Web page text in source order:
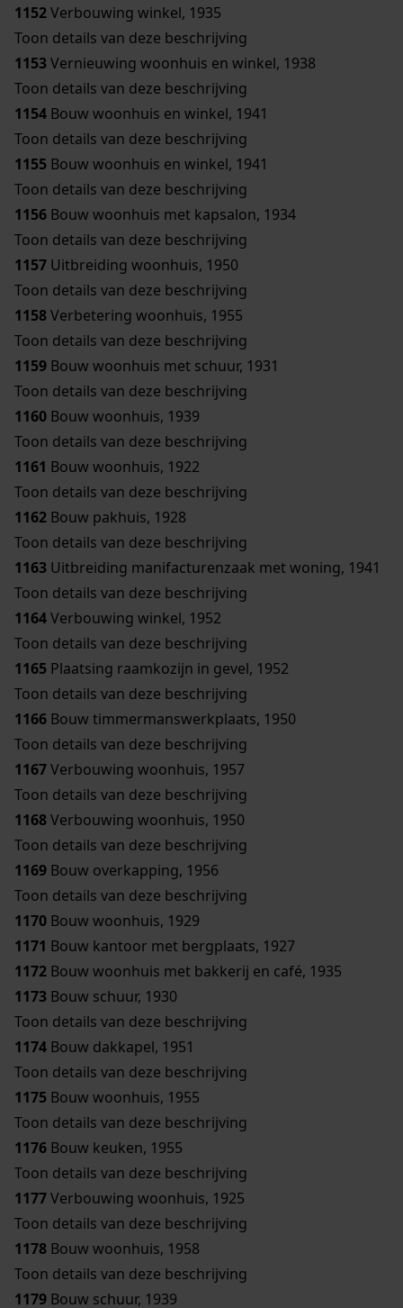
1152Verbouwing winkel, 1935
Toon details van deze beschrijving
1153Vernieuwing woonhuis en winkel, 1938
Toon details van deze beschrijving
1154 Bouw woonhuis en winkel, 1941
Toon details van deze beschrijving
1155 Bouw woonhuis en winkel, 1941
Toon details van deze beschrijving
1156 Bouw woonhuis met kapsalon, 1934
Toon details van deze beschrijving
1157 Uitbreiding woonhuis, 1950
Toon details van deze beschrijving
1158Verbetering woonhuis, 1955
Toon details van deze beschrijving
1159 Bouw woonhuis met schuur, 1931
Toon details van deze beschrijving
1160 Bouw woonhuis, 1939
Toon details van deze beschrijving
1161 Bouw woonhuis, 1922
Toon details van deze beschrijving
1162 Bouw pakhuis, 1928
Toon details van deze beschrijving
1163 Uitbreiding manifacturenzaak met woning, 1941
Toon details van deze beschrijving
1164Verbouwing winkel, 1952
Toon details van deze beschrijving
1165 Plaatsing raamkozijn in gevel, 1952
Toon details van deze beschrijving
1166 Bouw timmermanswerkplaats, 1950
Toon details van deze beschrijving
1167Verbouwing woonhuis, 1957
Toon details van deze beschrijving
1168Verbouwing woonhuis, 1950
Toon details van deze beschrijving
1169 Bouw overkapping, 1956
Toon details van deze beschrijving
1170 Bouw woonhuis, 1929
1171 Bouw kantoor met bergplaats, 1927
1172 Bouw woonhuis met bakkerij en café, 1935
1173 Bouw schuur, 1930
Toon details van deze beschrijving
1174 Bouw dakkapel, 1951
Toon details van deze beschrijving
1175 Bouw woonhuis, 1955
Toon details van deze beschrijving
1176 Bouw keuken, 1955
Toon details van deze beschrijving
1177Verbouwing woonhuis, 1925
Toon details van deze beschrijving
1178 Bouw woonhuis, 1958
Toon details van deze beschrijving
1179 Bouw schuur, 1939